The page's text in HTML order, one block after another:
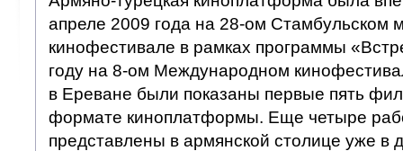
апреле 2009 года на 28-ом Стамбульском
кинофестивале в рамках программы
году на 8-ом Международном
в Ереване были показаны первые пять
формате киноплатформы. Еще четыре
представлены в армянской столице уже в